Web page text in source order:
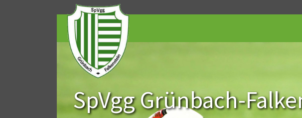
SpVgg Grünbach-